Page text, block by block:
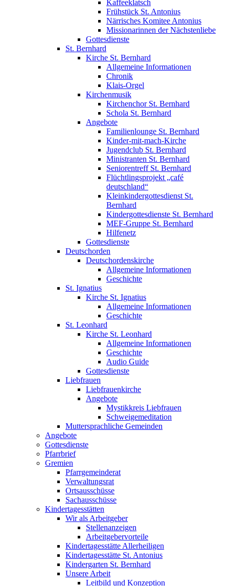
Kaffeeklatsch
Frühstück St. Antonius
Närrisches Komitee Antonius
Missionarinnen der Nächstenliebe
Gottesdienste
St. Bernhard
Kirche St. Bernhard
Allgemeine Informationen
Chronik
Klais-Orgel
Kirchenmusik
Kirchenchor St. Bernhard
Schola St. Bernhard
Angebote
Familienlounge St. Bernhard
Kinder-mit-mach-Kirche
Jugendclub St. Bernhard
Ministranten St. Bernhard
Seniorentreff St. Bernhard
Flüchtlingsprojekt „café
deutschland“
Kleinkindergottesdienst St.
Bernhard
Kindergottesdienste St. Bernhard
MEF-Gruppe St. Bernhard
Hilfenetz
Gottesdienste
Deutschorden
Deutschordenskirche
Allgemeine Informationen
Geschichte
St. Ignatius
Kirche St. Ignatius
Allgemeine Informationen
Geschichte
St. Leonhard
Kirche St. Leonhard
Allgemeine Informationen
Geschichte
Audio Guide
Gottesdienste
Liebfrauen
Liebfrauenkirche
Angebote
Mystikkreis Liebfrauen
Schweigemeditation
Muttersprachliche Gemeinden
Angebote
Gottesdienste
Pfarrbrief
Gremien
Pfarrgemeinderat
Verwaltungsrat
Ortsausschüsse
Sachausschüsse
Kindertagesstätten
Wir als Arbeitgeber
Stellenanzeigen
Arbeitgebervorteile
Kindertagesstätte Allerheiligen
Kindertagesstätte St. Antonius
Kindergarten St. Bernhard
Unsere Arbeit
Leitbild und Konzeption